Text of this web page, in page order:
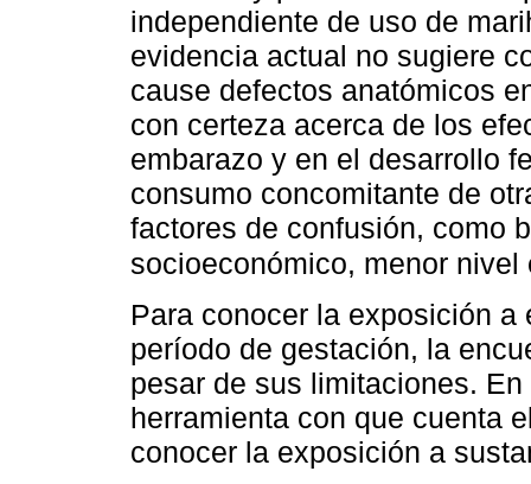
independiente de uso de
evidencia actual no sugiere
cause defectos anatómicos
con certeza acerca de los
embarazo y en el desarrollo
consumo concomitante de
factores de confusión, como
socioeconómico, menor
Para conocer la exposición
período de gestación, la
pesar de sus limitaciones.
herramienta con que cuenta
conocer la exposición a